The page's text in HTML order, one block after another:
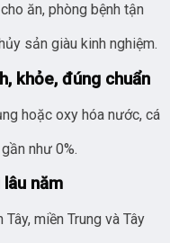
ăn, phòng bệnh tận
sản giàu kinh nghiệm.
khỏe, đúng chuẩn
hoặc oxy hóa nước, cá
như 0%.
năm
miền Trung và Tây